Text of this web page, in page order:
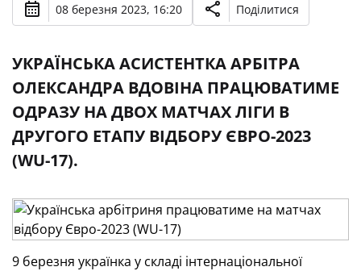
08 березня 2023, 16:20 Поділитися
УКРАЇНСЬКА АСИСТЕНТКА АРБІТРА
ОЛЕКСАНДРА ВДОВІНА ПРАЦЮВАТИМЕ
ОДРАЗУ НА ДВОХ МАТЧАХ ЛІГИ В
ДРУГОГО ЕТАПУ ВІДБОРУ ЄВРО-2023
(WU-17).
9 березня українка у складі інтернаціональної